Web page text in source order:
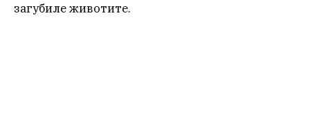
загубиле животите.